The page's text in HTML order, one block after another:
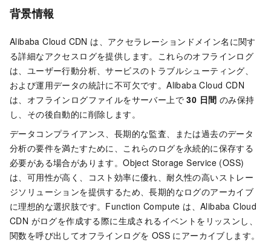
背景情報
Alibaba Cloud CDN は、アクセラレーションドメイン名に関す
る詳細なアクセスログを提供します。これらのオフラインログ
は、ユーザー行動分析、サービスのトラブルシューティング、
および運用データの統計に不可欠です。Alibaba Cloud CDN
は、オフラインログファイルをサーバー上で30 日間 のみ保持
し、その後自動的に削除します。
データコンプライアンス、長期的な監査、または過去のデータ
分析の要件を満たすために、これらのログを永続的に保存する
必要がある場合があります。Object Storage Service (OSS)
は、可用性が高く、コスト効率に優れ、耐久性の高いストレー
ジソリューションを提供するため、長期的なログのアーカイブ
に理想的な選択肢です。Function Compute は、Alibaba Cloud
CDN がログを作成する際に生成されるイベントをリッスンし、
関数を呼び出してオフラインログを OSS にアーカイブします。